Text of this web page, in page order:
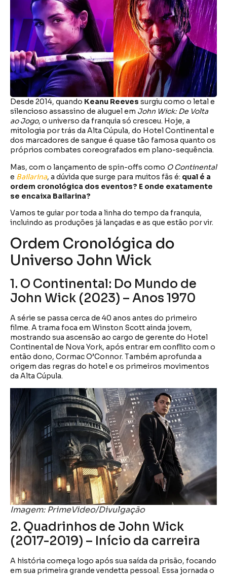
Desde 2014, quando Keanu Reeves surgiu como o letal e
silencioso assassino de aluguel em John Wick: De Volta
ao Jogo, o universo da franquia só cresceu. Hoje, a
mitologia por trás da Alta Cúpula, do Hotel Continental e
dos marcadores de sangue é quase tão famosa quanto os
próprios combates coreografados em plano-sequência.
Mas, com o lançamento de spin-offs como O Continental
e Bailarina, a dúvida que surge para muitos fãs é: qual é a
ordem cronológica dos eventos? E onde exatamente
se encaixa Bailarina?
Vamos te guiar por toda a linha do tempo da franquia,
incluindo as produções já lançadas e as que estão por vir.
Ordem Cronológica do
Universo John Wick
1. O Continental: Do Mundo de
John Wick (2023) – Anos 1970
A série se passa cerca de 40 anos antes do primeiro
filme. A trama foca em Winston Scott ainda jovem,
mostrando sua ascensão ao cargo de gerente do Hotel
Continental de Nova York, após entrar em conflito com o
então dono, Cormac O’Connor. Também aprofunda a
origem das regras do hotel e os primeiros movimentos
da Alta Cúpula.
Imagem: PrimeVideo/Divulgação
2. Quadrinhos de John Wick
(2017-2019) – Início da carreira
A história começa logo após sua saída da prisão, focando
em sua primeira grande vendetta pessoal. Essa jornada o